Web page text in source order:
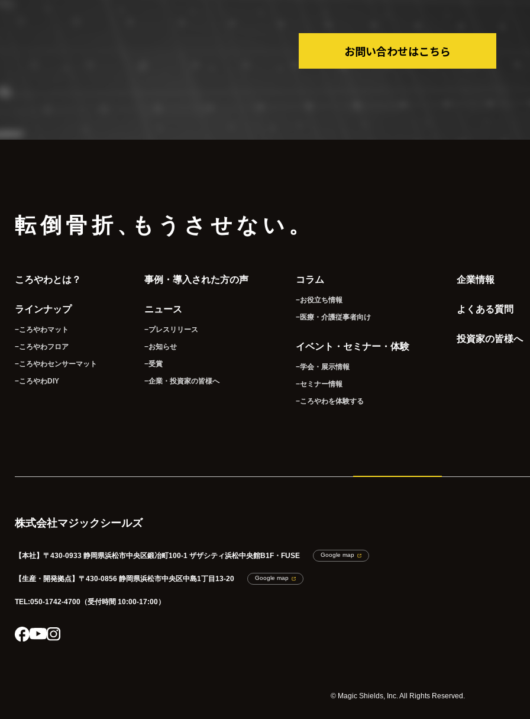
お問い合わせはこちら
転倒骨折 、 もうさせない。
ころやわとは？
ラインナップ
−ころやわマット
−ころやわフロア
−ころやわセンサーマット
−ころやわDIY
事例・導入された方の声
ニュース
−プレスリリース
−お知らせ
−受賞
−企業・投資家の皆様へ
コラム
−お役立ち情報
−医療・介護従事者向け
イベント・セミナー・体験
−学会・展示情報
−セミナー情報
−ころやわを体験する
企業情報
よくある質問
投資家の皆様へ
株式会社マジックシールズ
【本社】 〒430-0933 静岡県浜松市中央区鍛冶町100-1 ザザシティ浜松中央館B1F・FUSE Google map
【生産・開発拠点】 〒430-0856 静岡県浜松市中央区中島1丁目13-20 Google map
TEL:050-1742-4700 （受付時間 10:00-17:00）
©️ Magic Shields, Inc. All Rights Reserved.